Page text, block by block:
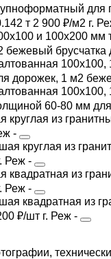
т 2 900 ₽/м2 г.
бежевый брусчатка
дорожек, 1 м2
60-80 мм
-
Реж -
Реж -
₽/шт г. Реж -